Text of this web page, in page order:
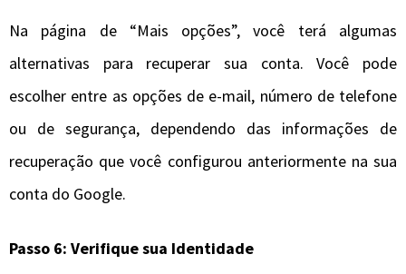
Na página de “Mais opções”, você terá algumas
alternativas para recuperar sua conta. Você pode
escolher entre as opções de e-mail, número de telefone
ou de segurança, dependendo das informações de
recuperação que você configurou anteriormente na sua
conta do Google.
Passo 6: Verifique sua Identidade